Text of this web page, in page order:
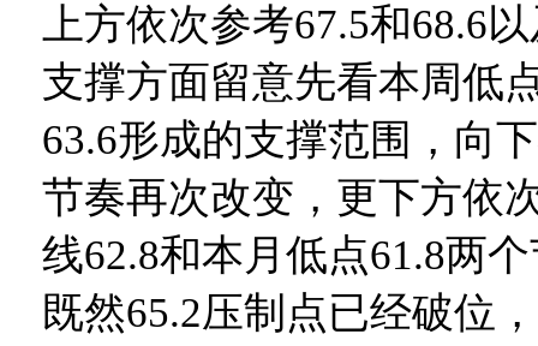
上方依次参考67.5和68.6
支撑方面留意先看本周低
63.6形成的支撑范围，向
节奏再次改变，更下方依
线62.8和本月低点61.8两
既然65.2压制点已经破位